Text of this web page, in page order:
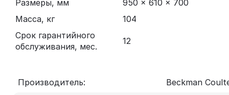
Размеры, мм
950 × 610 × 700
Масса, кг
104
Срок гарантийного
обслуживания, мес.
12
Производитель:
Beckman